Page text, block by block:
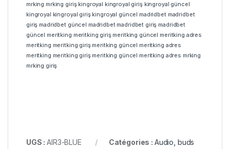
mrking mrking giriş kingroyal kingroyal giriş kingroyal güncel
kingroyal kingroyal giriş kingroyal güncel madridbet madridbet
giriş madridbet güncel madridbet madridbet giriş madridbet
güncel meritking meritking giriş meritking güncel meritking adres
meritking meritking giriş meritking güncel meritking adres
meritking meritking giriş meritking güncel meritking adres mrking
mrking giriş
UGS :AIR3-BLUE Catégories : Audio, buds